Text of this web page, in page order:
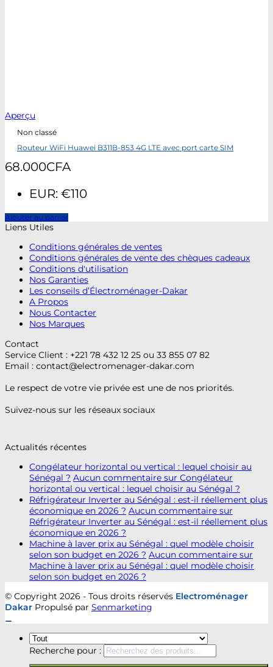
Aperçu
Non classé
Routeur WiFi Huawei B311B-853 4G LTE avec port carte SIM
68.000CFA
EUR: €110
Ajouter au panier
Liens Utiles
Conditions générales de ventes
Conditions générales de vente des chèques cadeaux
Conditions d'utilisation
Nos Garanties
Les conseils d’Électroménager-Dakar
A Propos
Nous Contacter
Nos Marques
Contact
Service Client : +221 78 432 12 25 ou 33 855 07 82
Email : contact@electromenager-dakar.com
Le respect de votre vie privée est une de nos priorités.
Suivez-nous sur les réseaux sociaux
Actualités récentes
Congélateur horizontal ou vertical : lequel choisir au
Sénégal ? Aucun commentaire sur Congélateur
horizontal ou vertical : lequel choisir au Sénégal ?
Réfrigérateur Inverter au Sénégal : est-il réellement plus
économique en 2026 ? Aucun commentaire sur
Réfrigérateur Inverter au Sénégal : est-il réellement plus
économique en 2026 ?
Machine à laver prix au Sénégal : quel modèle choisir
selon son budget en 2026 ? Aucun commentaire sur
Machine à laver prix au Sénégal : quel modèle choisir
selon son budget en 2026 ?
© Copyright 2026 - Tous droits réservés Electroménager
Dakar Propulsé par Senmarketing
Recherche pour :